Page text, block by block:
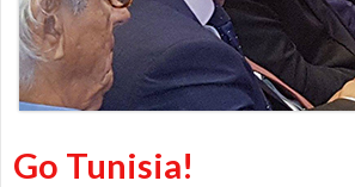
Go Tunisia!